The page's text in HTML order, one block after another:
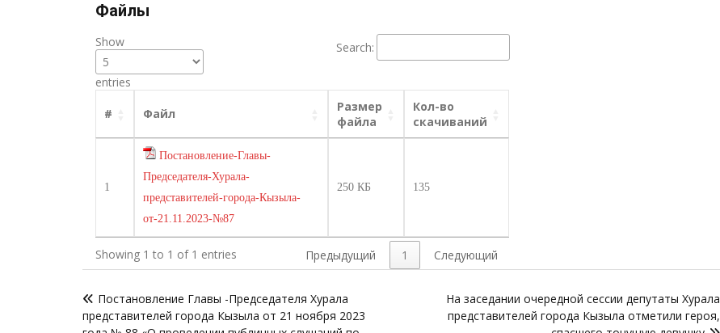
Файлы
Show
entries
Search:
# Файл
Размер
файла
Кол-во
скачиваний
1
Постановление-Главы-
Председателя-Хурала-
представителей-города-Кызыла-
от-21.11.2023-№87
250 КБ 135
Showing 1 to 1 of 1 entries Предыдущий 1 Следующий
поПостановление Главы -Председателя Хурала
представителей города Кызыла от 21 ноября 2023
На заседании очередной сессии депутаты Хурала
представителей города Кызыла отметили героя,